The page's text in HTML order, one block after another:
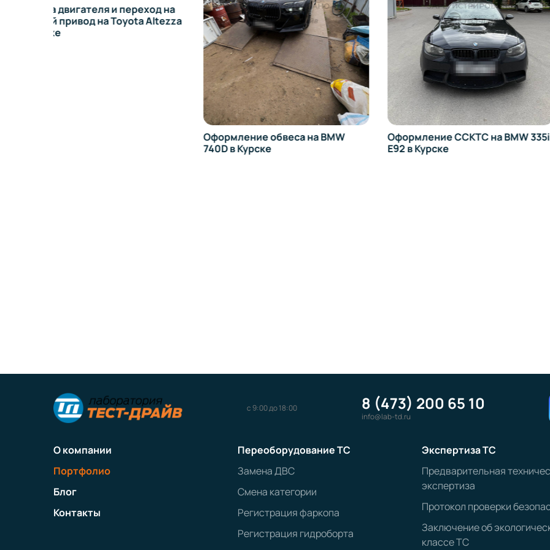
Оформление ССКТС на BMW 335i
E92 в Курске
Смена категории
средства на Fiat Ducato в
с 9:00 до 18:00 8 (473) 200 65 10
info@lab-td.ru
О компании
Портфолио
Блог
Контакты
Переоборудование ТС
Замена ДВС
Смена категории
Регистрация фаркопа
Регистрация гидроборта
Экспертиза ТС
Предварительная
экспертиза
Протокол проверки
Заключение об
классе ТС